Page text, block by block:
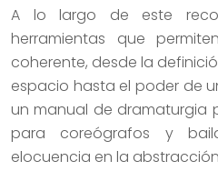
A lo largo de este
herramientas que
coherente, desde la
espacio hasta el poder de
un manual de dramaturgia
para coreógrafos y
elocuencia en la